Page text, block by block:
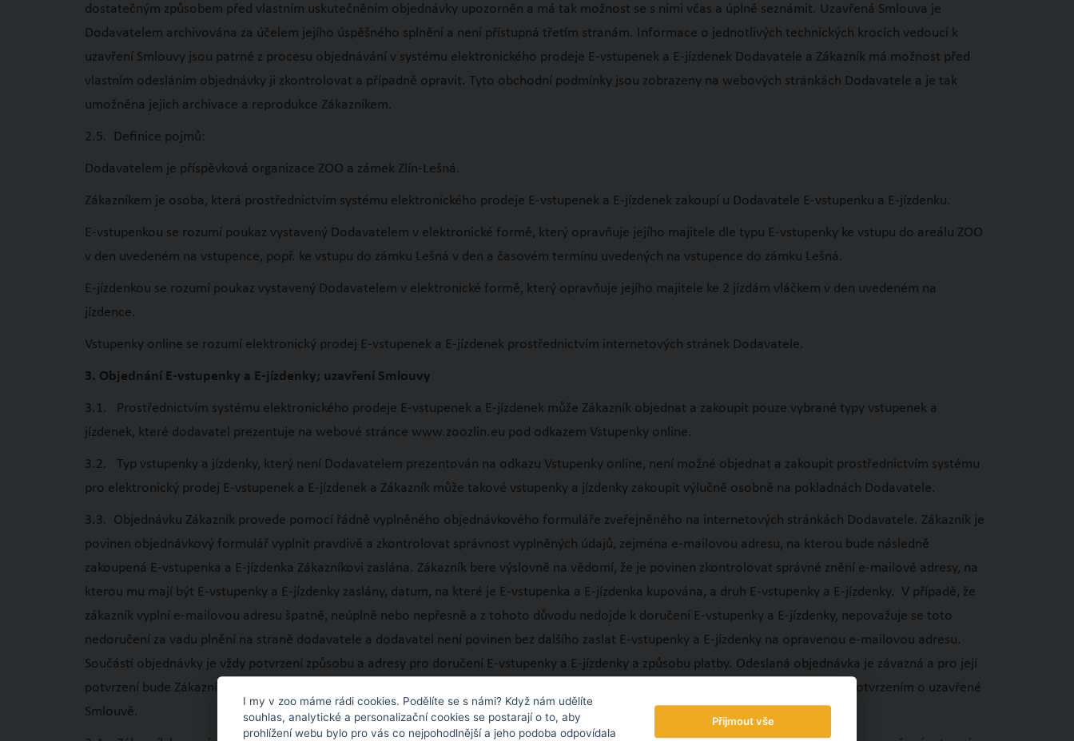
dostatečným způsobem před vlastním uskutečněním objednávky upozorněn a má tak možnost se s nimi včas a úplně seznámit. Uzavřená Smlouva je
Dodavatelem archivována za účelem jejího úspěšného splnění a není přístupná třetím stranám. Informace o jednotlivých technických krocích vedoucí k
uzavření Smlouvy jsou patrné z procesu objednávání v systému elektronického prodeje E-vstupenek a E-jízdenek Dodavatele a Zákazník má možnost před
vlastním odesláním objednávky ji zkontrolovat a případně opravit. Tyto obchodní podmínky jsou zobrazeny na webových stránkách Dodavatele a je tak
umožněna jejich archivace a reprodukce Zákazníkem.
2.5. Definice pojmů:
Dodavatelem je příspěvková organizace ZOO a zámek Zlín-Lešná.
Zákazníkem je osoba, která prostřednictvím systému elektronického prodeje E-vstupenek a E-jízdenek zakoupí u Dodavatele E-vstupenku a E-jízdenku.
E-vstupenkou se rozumí poukaz vystavený Dodavatelem v elektronické formě, který opravňuje jejího majitele dle typu E-vstupenky ke vstupu do areálu ZOO
v den uvedeném na vstupence, popř. ke vstupu do zámku Lešná v den a časovém termínu uvedených na vstupence do zámku Lešná.
E-jízdenkou se rozumí poukaz vystavený Dodavatelem v elektronické formě, který opravňuje jejího majitele ke 2 jízdám vláčkem v den uvedeném na
jízdence.
Vstupenky online se rozumí elektronický prodej E-vstupenek a E-jízdenek prostřednictvím internetových stránek Dodavatele.
3. Objednání E-vstupenky a E-jízdenky; uzavření Smlouvy
3.1. Prostřednictvím systému elektronického prodeje E-vstupenek a E-jízdenek může Zákazník objednat a zakoupit pouze vybrané typy vstupenek a
jízdenek, které dodavatel prezentuje na webové stránce www.zoozlin.eu pod odkazem Vstupenky online.
3.2. Typ vstupenky a jízdenky, který není Dodavatelem prezentován na odkazu Vstupenky online, není možné objednat a zakoupit prostřednictvím systému
pro elektronický prodej E-vstupenek a E-jízdenek a Zákazník může takové vstupenky a jízdenky zakoupit výlučně osobně na pokladnách Dodavatele.
3.3. Objednávku Zákazník provede pomocí řádně vyplněného objednávkového formuláře zveřejněného na internetových stránkách Dodavatele. Zákazník je
povinen objednávkový formulář vyplnit pravdivě a zkontrolovat správnost vyplněných údajů, zejména e-mailovou adresu, na kterou bude následně
zakoupená E-vstupenka a E-jízdenka Zákazníkovi zaslána. Zákazník bere výslovně na vědomí, že je povinen zkontrolovat správné znění e-mailové adresy, na
kterou mu mají být E-vstupenky a E-jízdenky zaslány, datum, na které je E-vstupenka a E-jízdenka kupována, a druh E-vstupenky a E-jízdenky. V případě, že
zákazník vyplní e-mailovou adresu špatně, neúplně nebo nepřesně a z tohoto důvodu nedojde k doručení E-vstupenky a E-jízdenky, nepovažuje se toto
nedoručení za vadu plnění na straně dodavatele a dodavatel není povinen bez dalšího zaslat E-vstupenky a E-jízdenky na opravenou e-mailovou adresu.
Součástí objednávky je vždy potvrzení způsobu a adresy pro doručení E-vstupenky a E-jízdenky a způsobu platby. Odeslaná objednávka je závazná a pro její
potvrzení bude Zákazník kontaktován e-mailem. Odesláním objednávky dochází k uzavření Smlouvy a zaslané potvrzení je tak pouze potvrzením o uzavřené
Smlouvě.
I my v zoo máme rádi cookies. Podělíte se s námi? Když nám udělíte
souhlas, analytické a personalizační cookies se postarají o to, aby
prohlížení webu bylo pro vás co nejpohodlnější a jeho podoba odpovídala
Přijmout vše